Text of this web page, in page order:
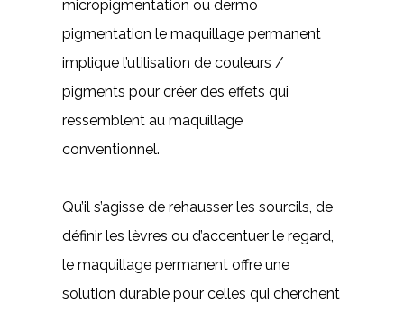
micropigmentation ou dermo
pigmentation le maquillage permanent
implique l’utilisation de couleurs /
pigments ​​pour créer des effets qui
ressemblent au maquillage
conventionnel.
Qu’il s’agisse de rehausser les sourcils, de
définir les lèvres ou d’accentuer le regard,
le maquillage permanent offre une
solution durable pour celles qui cherchent